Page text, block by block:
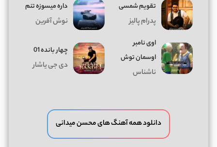
تقویم شمسی
پدرام پالیز
داره میسوزه تنم
نوش آفرین
اوی نامبر
اوسمان توش
ناشناس
چهار بانده 01
دی جی یاشار
دانلود همه آهنگ های محسن میدانی